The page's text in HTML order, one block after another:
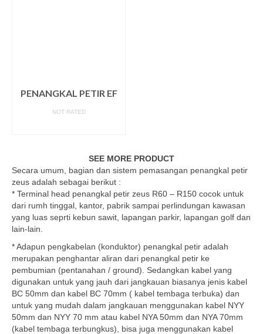
PENANGKAL PETIR EF
NOT RATED
SEE MORE PRODUCT
Secara umum, bagian dan sistem pemasangan penangkal petir
zeus adalah sebagai berikut :
* Terminal head penangkal petir zeus R60 – R150 cocok untuk
dari rumh tinggal, kantor, pabrik sampai perlindungan kawasan
yang luas seprti kebun sawit, lapangan parkir, lapangan golf dan
lain-lain.
* Adapun pengkabelan (konduktor) penangkal petir adalah
merupakan penghantar aliran dari penangkal petir ke
pembumian (pentanahan / ground). Sedangkan kabel yang
digunakan untuk yang jauh dari jangkauan biasanya jenis kabel
BC 50mm dan kabel BC 70mm ( kabel tembaga terbuka) dan
untuk yang mudah dalam jangkauan menggunakan kabel NYY
50mm dan NYY 70 mm atau kabel NYA 50mm dan NYA 70mm
(kabel tembaga terbungkus), bisa juga menggunakan kabel